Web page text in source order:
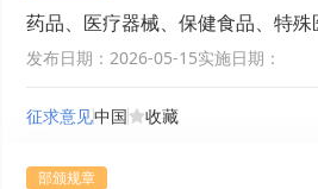
药品、医疗器械、保健食品、特
发布日期： 2026-05-15实施日期：
征求意见中国 收藏
部颁规章